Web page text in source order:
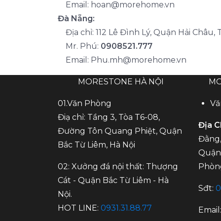
Email: hoan@morehome.vn
Đà Nẵng:
Địa chỉ: 112 Lê Đình Lý, Quận Hải Châu,
Mr. Phú: 0908521.777
Email: Phu.mh@morehome.vn
MORESTONE HÀ NỘI
01.Văn Phòng
Điạ chỉ: Tầng 3, Tòa T6-08,
Đường Tôn Quang Phiệt, Quận
Bắc Từ Liêm, Hà Nội
02: Xưởng đá nội thất: Thượng
Cát - Quận Bắc Từ Liêm - Hà
Nội.
HOT LINE: 0931.31.88.77
Địa
Sđt: